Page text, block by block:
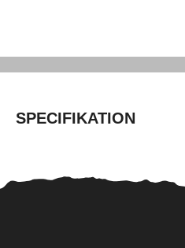
SPECIFIKATION